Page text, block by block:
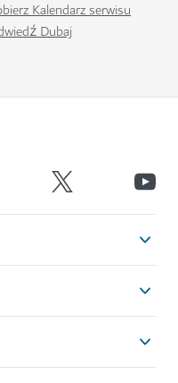
Kalendarz serwisu
Dubaj